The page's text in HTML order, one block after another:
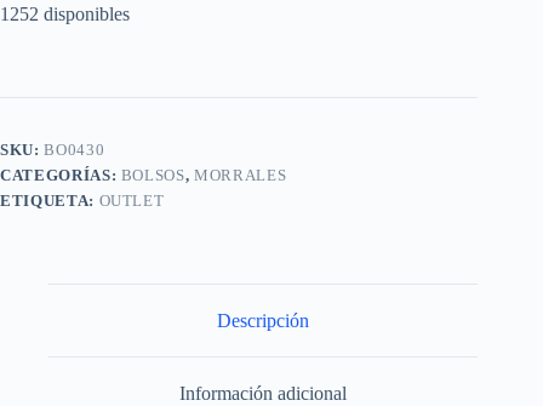
1252 disponibles
SKU:BO0430
CATEGORÍAS: BOLSOS,MORRALES
ETIQUETA: OUTLET
Descripción
Información adicional